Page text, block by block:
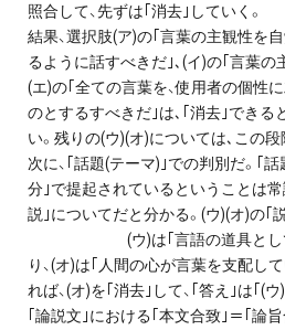
照合して、先ずは｢消去｣していく。
結果、選択肢(ア)の｢言葉の主観性を
るように話すべきだ｣､(イ)の｢言葉の
(エ)の｢全ての言葉を、使用者の個性
のとするすべきだ｣は､｢消去｣できる
い。残りの(ウ)(オ)については､この段
次に、｢話題(テーマ)｣での判別だ。｢
分｣で提起されているということは常
説｣についてだと分かる。(ウ)(オ)の
(ウ)は｢言語の道具としての
り、(オ)は｢人間の心が言葉を支配
れば、(オ)を｢消去｣して、｢答え｣は｢(ウ)
｢論説文｣における｢本文合致｣＝｢論